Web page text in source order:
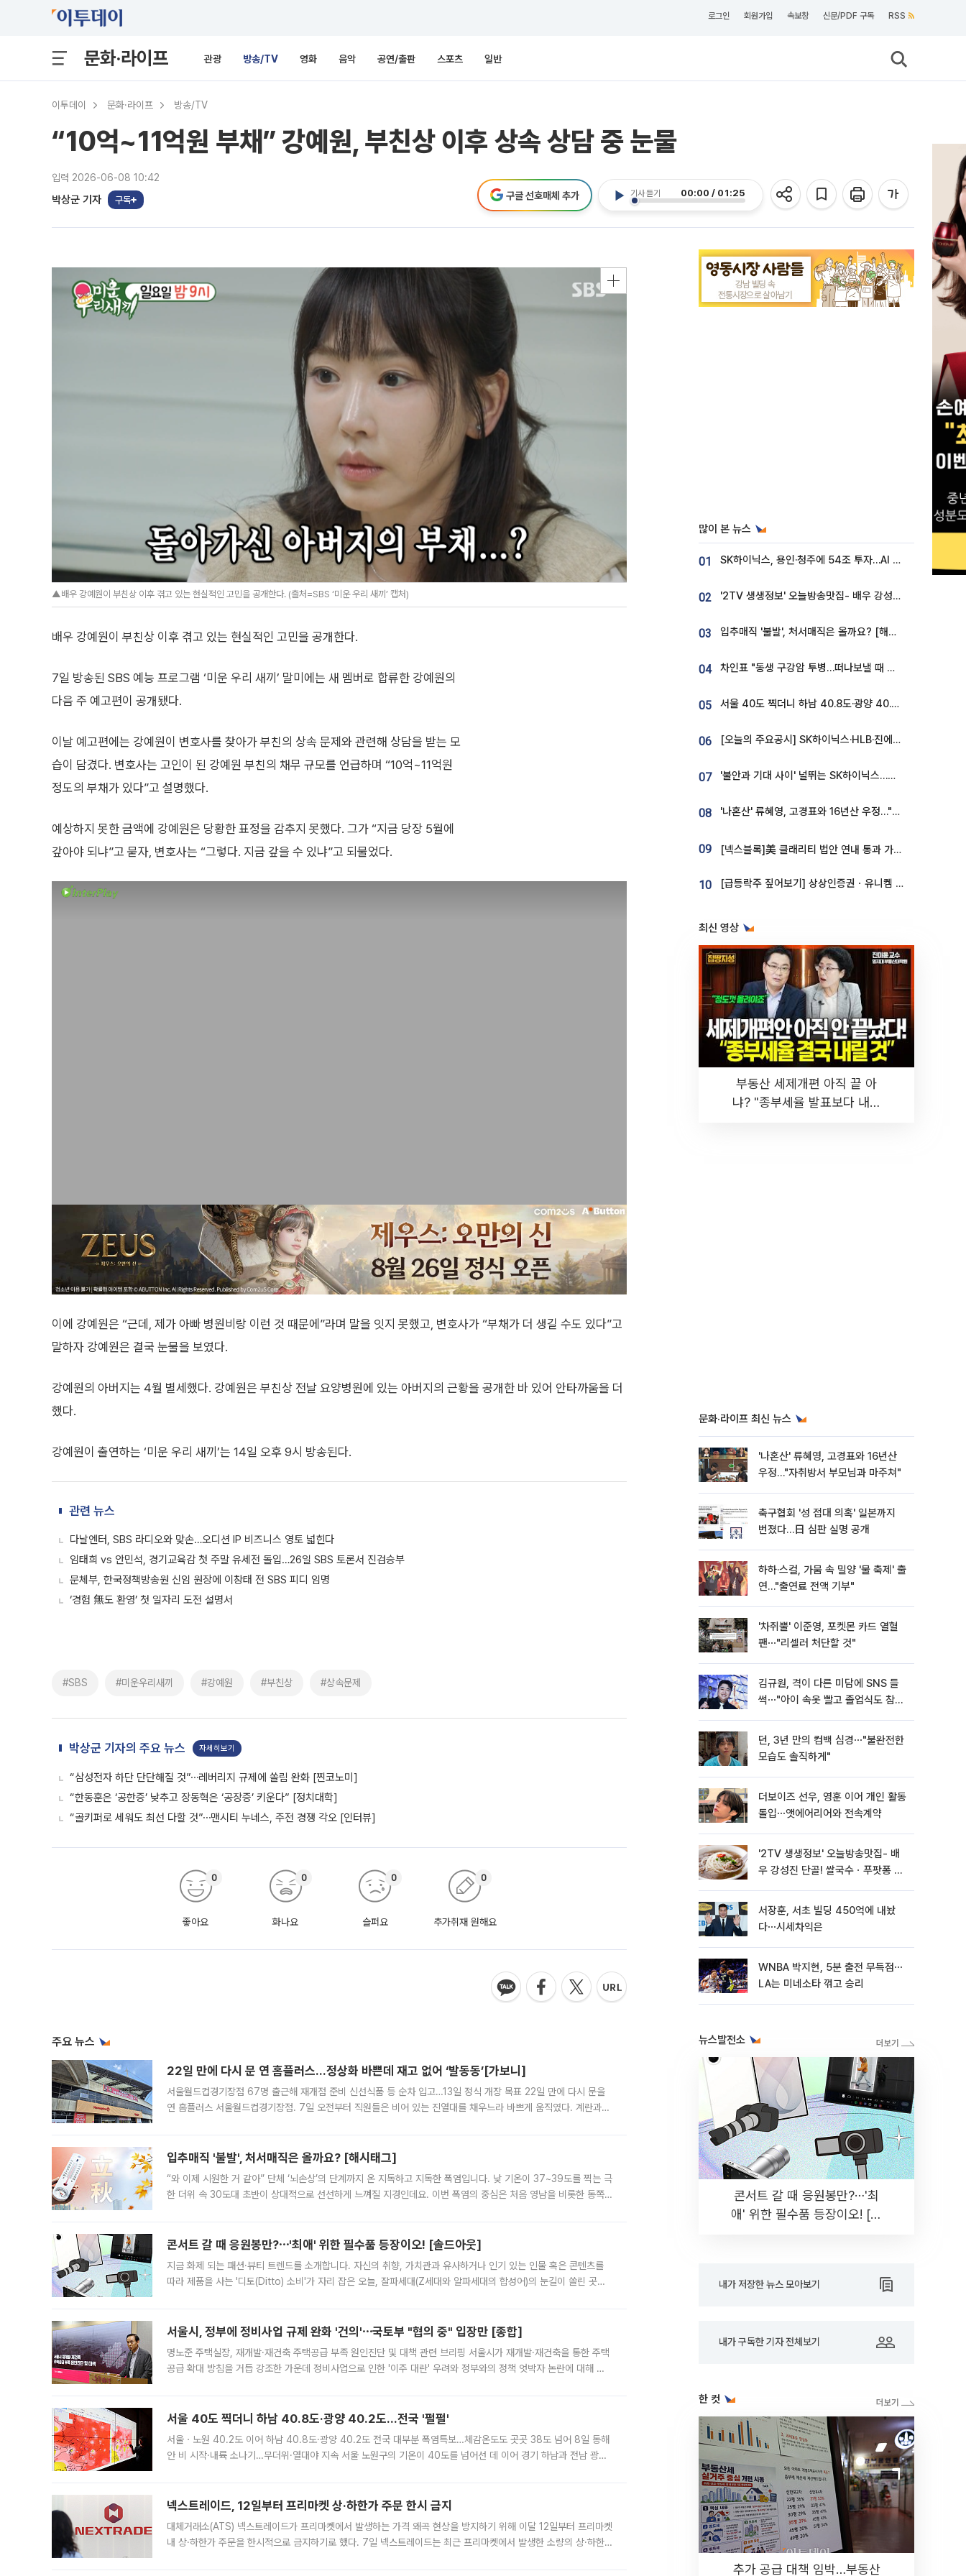
로그인 회원가입 속보창 신문/PDF 구독 RSS
문화·라이프 관광 방송/TV 영화 음악 공연/출판 스포츠 일반
이투데이 문화·라이프 방송/TV
“10억~11억원 부채” 강예원, 부친상 이후 상속 상담 중 눈물
입력 2026-06-08 10:42
박상군 기자 구독
기사 듣기 00:00 / 01:25
구글 선호매체 추가
▲배우 강예원이 부친상 이후 겪고 있는 현실적인 고민을 공개한다. (출처=SBS ‘미운 우리 새끼’ 캡처)
배우 강예원이 부친상 이후 겪고 있는 현실적인 고민을 공개한다.
7일 방송된 SBS 예능 프로그램 ‘미운 우리 새끼’ 말미에는 새 멤버로 합류한 강예원의
다음 주 예고편이 공개됐다.
이날 예고편에는 강예원이 변호사를 찾아가 부친의 상속 문제와 관련해 상담을 받는 모
습이 담겼다. 변호사는 고인이 된 강예원 부친의 채무 규모를 언급하며 “10억~11억원
정도의 부채가 있다”고 설명했다.
예상하지 못한 금액에 강예원은 당황한 표정을 감추지 못했다. 그가 “지금 당장 5월에
갚아야 되냐”고 묻자, 변호사는 “그렇다. 지금 갚을 수 있냐”고 되물었다.
이에 강예원은 “근데, 제가 아빠 병원비랑 이런 것 때문에”라며 말을 잇지 못했고, 변호사가 “부채가 더 생길 수도 있다”고
말하자 강예원은 결국 눈물을 보였다.
강예원의 아버지는 4월 별세했다. 강예원은 부친상 전날 요양병원에 있는 아버지의 근황을 공개한 바 있어 안타까움을 더
했다.
강예원이 출연하는 ‘미운 우리 새끼’는 14일 오후 9시 방송된다.
관련 뉴스
다날엔터, SBS 라디오와 맞손…오디션 IP 비즈니스 영토 넓힌다
임태희 vs 안민석, 경기교육감 첫 주말 유세전 돌입…26일 SBS 토론서 진검승부
문체부, 한국정책방송원 신임 원장에 이창태 전 SBS 피디 임명
‘경험 無도 환영’ 첫 일자리 도전 설명서
#SBS #미운우리새끼 #강예원 #부친상 #상속문제
박상군 기자의 주요 뉴스 자세히보기
“삼성전자 하단 단단해질 것”⋯레버리지 규제에 쏠림 완화 [찐코노미]
“한동훈은 ‘공한증’ 낮추고 장동혁은 ‘공장증’ 키운다” [정치대학]
“골키퍼로 세워도 최선 다할 것”⋯맨시티 누네스, 주전 경쟁 각오 [인터뷰]
좋아요
0
화나요
0
슬퍼요
0
추가취재 원해요
0
주요 뉴스
22일 만에 다시 문 연 홈플러스…정상화 바쁜데 재고 없어 ‘발동동’[가보니]
서울월드컵경기장점 67명 출근해 재개점 준비 신선식품 등 순차 입고…13일 정식 개장 목표 22일 만에 다시 문을
연 홈플러스 서울월드컵경기장점. 7일 오전부터 직원들은 비어 있는 진열대를 채우느라 바쁘게 움직였다. 계란과
입추매직 '불발', 처서매직은 올까요? [해시태그]
“와 이제 시원한 거 같아” 단체 ‘뇌손상’의 단계까지 온 지독하고 지독한 폭염입니다. 낮 기온이 37~39도를 찍는 극
한 더위 속 30도대 초반이 상대적으로 선선하게 느껴질 지경인데요. 이번 폭염의 중심은 처음 영남을 비롯한 동쪽
콘서트 갈 때 응원봉만?⋯'최애' 위한 필수품 등장이오! [솔드아웃]
지금 화제 되는 패션·뷰티 트렌드를 소개합니다. 자신의 취향, 가치관과 유사하거나 인기 있는 인물 혹은 콘텐츠를
따라 제품을 사는 '디토(Ditto) 소비'가 자리 잡은 오늘, 잘파세대(Z세대와 알파세대의 합성어)의 눈길이 쏠린 곳은
서울시, 정부에 정비사업 규제 완화 '건의'⋯국토부 "협의 중" 입장만 [종합]
명노준 주택실장, 재개발·재건축 주택공급 부족 원인진단 및 대책 관련 브리핑 서울시가 재개발·재건축을 통한 주택
공급 확대 방침을 거듭 강조한 가운데 정비사업으로 인한 '이주 대란' 우려와 정부와의 정책 엇박자 논란에 대해 정
서울 40도 찍더니 하남 40.8도·광양 40.2도…전국 '펄펄'
서울ㆍ노원 40.2도 이어 하남 40.8도·광양 40.2도 전국 대부분 폭염특보…체감온도도 곳곳 38도 넘어 8일 동해
안 비 시작·내륙 소나기…무더위·열대야 지속 서울 노원구의 기온이 40도를 넘어선 데 이어 경기 하남과 전남 광양
넥스트레이드, 12일부터 프리마켓 상·하한가 주문 한시 금지
대체거래소(ATS) 넥스트레이드가 프리마켓에서 발생하는 가격 왜곡 현상을 방지하기 위해 이달 12일부터 프리마켓
내 상·하한가 주문을 한시적으로 금지하기로 했다. 7일 넥스트레이드는 최근 프리마켓에서 발생한 소량의 상·하한
많이 본 뉴스
01 SK하이닉스, 용인·청주에 54조 투자…AI 메모리 생산기지 키운다
02 '2TV 생생정보' 오늘방송맛집- 배우 강성진 단골! 쌀국수ㆍ푸팟퐁 커리 맛집 '블○○○'
03 입추매직 '불발', 처서매직은 올까요? [해시태그]
04 차인표 "동생 구강암 투병…떠나보낼 때 가장 힘들었다”
05 서울 40도 찍더니 하남 40.8도·광양 40.2도…전국 '펄펄'
06 [오늘의 주요공시] SK하이닉스·HLB·진에어·포스코홀딩스·네이버·대우건설 등
07 '불안과 기대 사이' 널뛰는 SK하이닉스…증권가 "HBM4·LTA 기반 펀터멘털 견고"
08 '나혼산' 류혜영, 고경표와 16년산 우정…"자취방서 부모님과 마주쳐"
09 [넥스블록]美 클래리티 법안 연내 통과 가능성 13%…상원 문턱서 제동
10 [급등락주 짚어보기] 상상인증권ㆍ유니켐 2연속, 본느 6연속 ‘상한가’⋯M&A 훈풍 분 증시
최신 영상
부동산 세제개편 아직 끝 아
냐? "종부세율 발표보다 내릴
문화·라이프 최신 뉴스
'나혼산' 류혜영, 고경표와 16년산
우정…"자취방서 부모님과 마주쳐"
축구협회 '성 접대 의혹' 일본까지
번졌다…日 심판 실명 공개
하하·스컬, 가뭄 속 밀양 '물 축제' 출
연…"출연료 전액 기부"
'차쥐뿔' 이준영, 포켓몬 카드 열혈
팬⋯"리셀러 처단할 것"
김규원, 격이 다른 미담에 SNS 들
썩⋯"아이 속옷 빨고 졸업식도 참
던, 3년 만의 컴백 심경⋯"불완전한
모습도 솔직하게"
더보이즈 선우, 영훈 이어 개인 활동
돌입⋯앳에어리어와 전속계약
'2TV 생생정보' 오늘방송맛집- 배
우 강성진 단골! 쌀국수ㆍ푸팟퐁 커
서장훈, 서초 빌딩 450억에 내놨
다⋯시세차익은
WNBA 박지현, 5분 출전 무득점⋯
LA는 미네소타 꺾고 승리
뉴스발전소
콘서트 갈 때 응원봉만?⋯'최
애' 위한 필수품 등장이오! [솔
내가 저장한 뉴스 모아보기
내가 구독한 기자 전체보기
한 컷
추가 공급 대책 임박…부동산